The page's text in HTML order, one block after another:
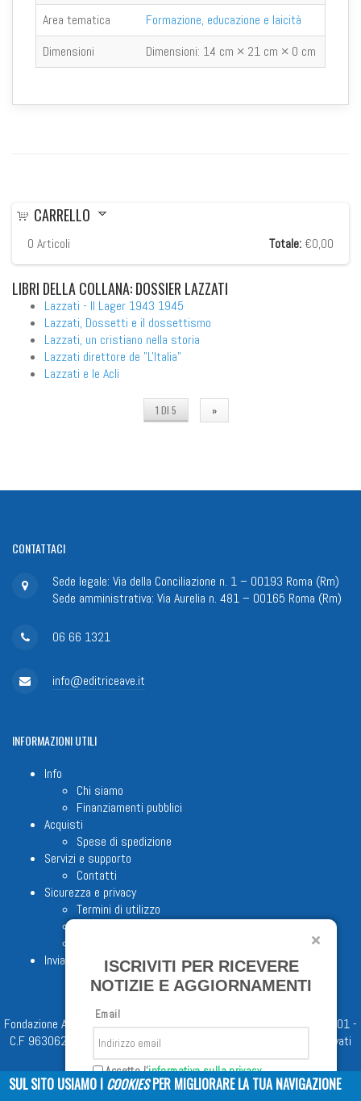
Area tematica
Formazione, educazione e laicità
Dimensioni
Dimensioni: 14 cm × 21 cm × 0 cm
CARRELLO
0 Articoli Totale: €0,00
LIBRI DELLA COLLANA: DOSSIER LAZZATI
Lazzati - Il Lager 1943 1945
Lazzati, Dossetti e il dossettismo
Lazzati, un cristiano nella storia
Lazzati direttore de "L'Italia"
Lazzati e le Acli
1 DI 5 »
CONTATTACI
Sede legale: Via della Conciliazione n. 1 – 00193 Roma (Rm)
Sede amministrativa: Via Aurelia n. 481 – 00165 Roma (Rm)
06 66 1321
info@editriceave.it
INFORMAZIONIUTILI
Info
Chi siamo
Finanziamenti pubblici
Acquisti
Spese di spedizione
Servizi e supporto
Contatti
Sicurezza e privacy
Termini di utilizzo
Invia proposta editoriale
Fondazione Apostolicam Actuositatem ETS © 2023 - P.I. 05398481001 -
C.F 96306220581 - REA 888781 del 23/02/98 - Tutti i diritti riservati
ISCRIVITI PER RICEVERE
NOTIZIE E AGGIORNAMENTI
Email
Accetto l'informativa sulla privacy
SUL SITO USIAMO I COOKIESPER MIGLIORARE LA TUA NAVIGAZIONE